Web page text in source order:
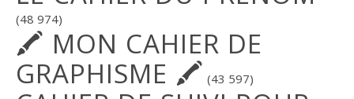
(48 974)
🖍 MON CAHIER DE
GRAPHISME 🖍 (43 597)